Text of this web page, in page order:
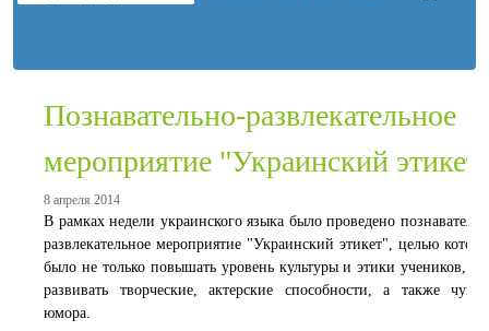
Познавательно-развлекательное
мероприятие "Украинский
8 апреля 2014
В рамках недели украинского языка было проведено
развлекательное мероприятие "Украинский этикет", целью
было не только повышать уровень культуры и этики учеников,
развивать творческие, актерские способности, а также
юмора.